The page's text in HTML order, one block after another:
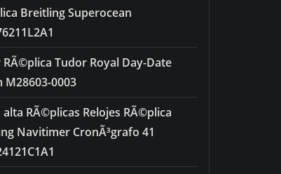
Breitling Superocean
Tudor Royal Day-Date
M28603-0003
alta RÃ©plicas Relojes RÃ©plica
Navitimer CronÃ³grafo 41